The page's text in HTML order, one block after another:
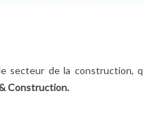
secteur de la construction,
Construction.